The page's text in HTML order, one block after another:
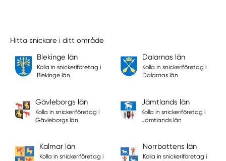
Hitta snickare i ditt område
Blekinge län
Kolla in snickeriföretag i
Blekinge län
Dalarnas län
Kolla in snickeriföretag i
Dalarnas län
Gävleborgs län
Kolla in snickeriföretag i
Gävleborgs län
Jämtlands län
Kolla in snickeriföretag i
Jämtlands län
Kalmar län
Kolla in snickeriföretag i
Norrbottens län
Kolla in snickeriföretag i